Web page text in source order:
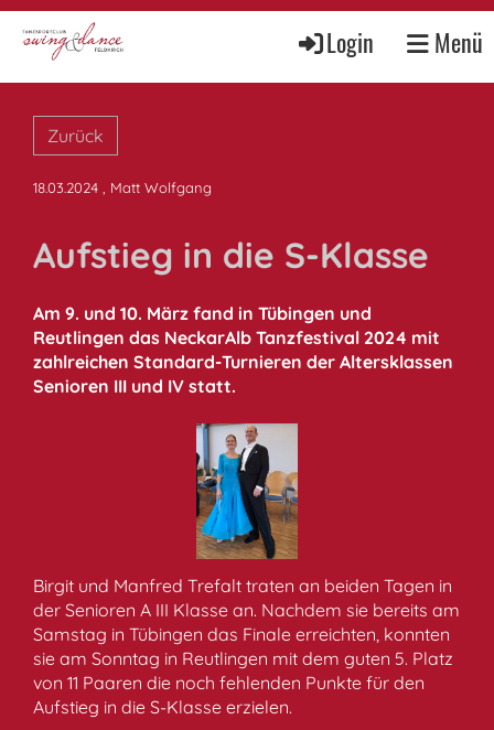
Login Menü
Zurück
18.03.2024 , Matt Wolfgang
Aufstieg in die S-Klasse
Am 9. und 10. März fand in Tübingen und
Reutlingen das NeckarAlb Tanzfestival 2024 mit
zahlreichen Standard-Turnieren der Altersklassen
Senioren III und IV statt.
Birgit und Manfred Trefalt traten an beiden Tagen in
der Senioren A III Klasse an. Nachdem sie bereits am
Samstag in Tübingen das Finale erreichten, konnten
sie am Sonntag in Reutlingen mit dem guten 5. Platz
von 11 Paaren die noch fehlenden Punkte für den
Aufstieg in die S-Klasse erzielen.